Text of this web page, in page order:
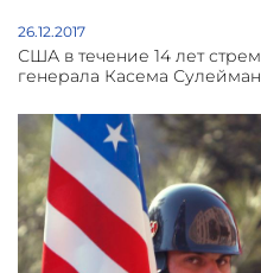
26.12.2017
США в течение 14 лет
генерала Касема